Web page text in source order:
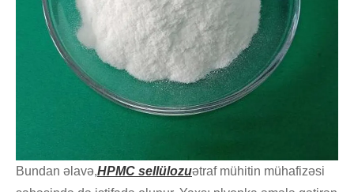
Bundan əlavə,HPMC sellülozuətraf mühitin mühafizəsi